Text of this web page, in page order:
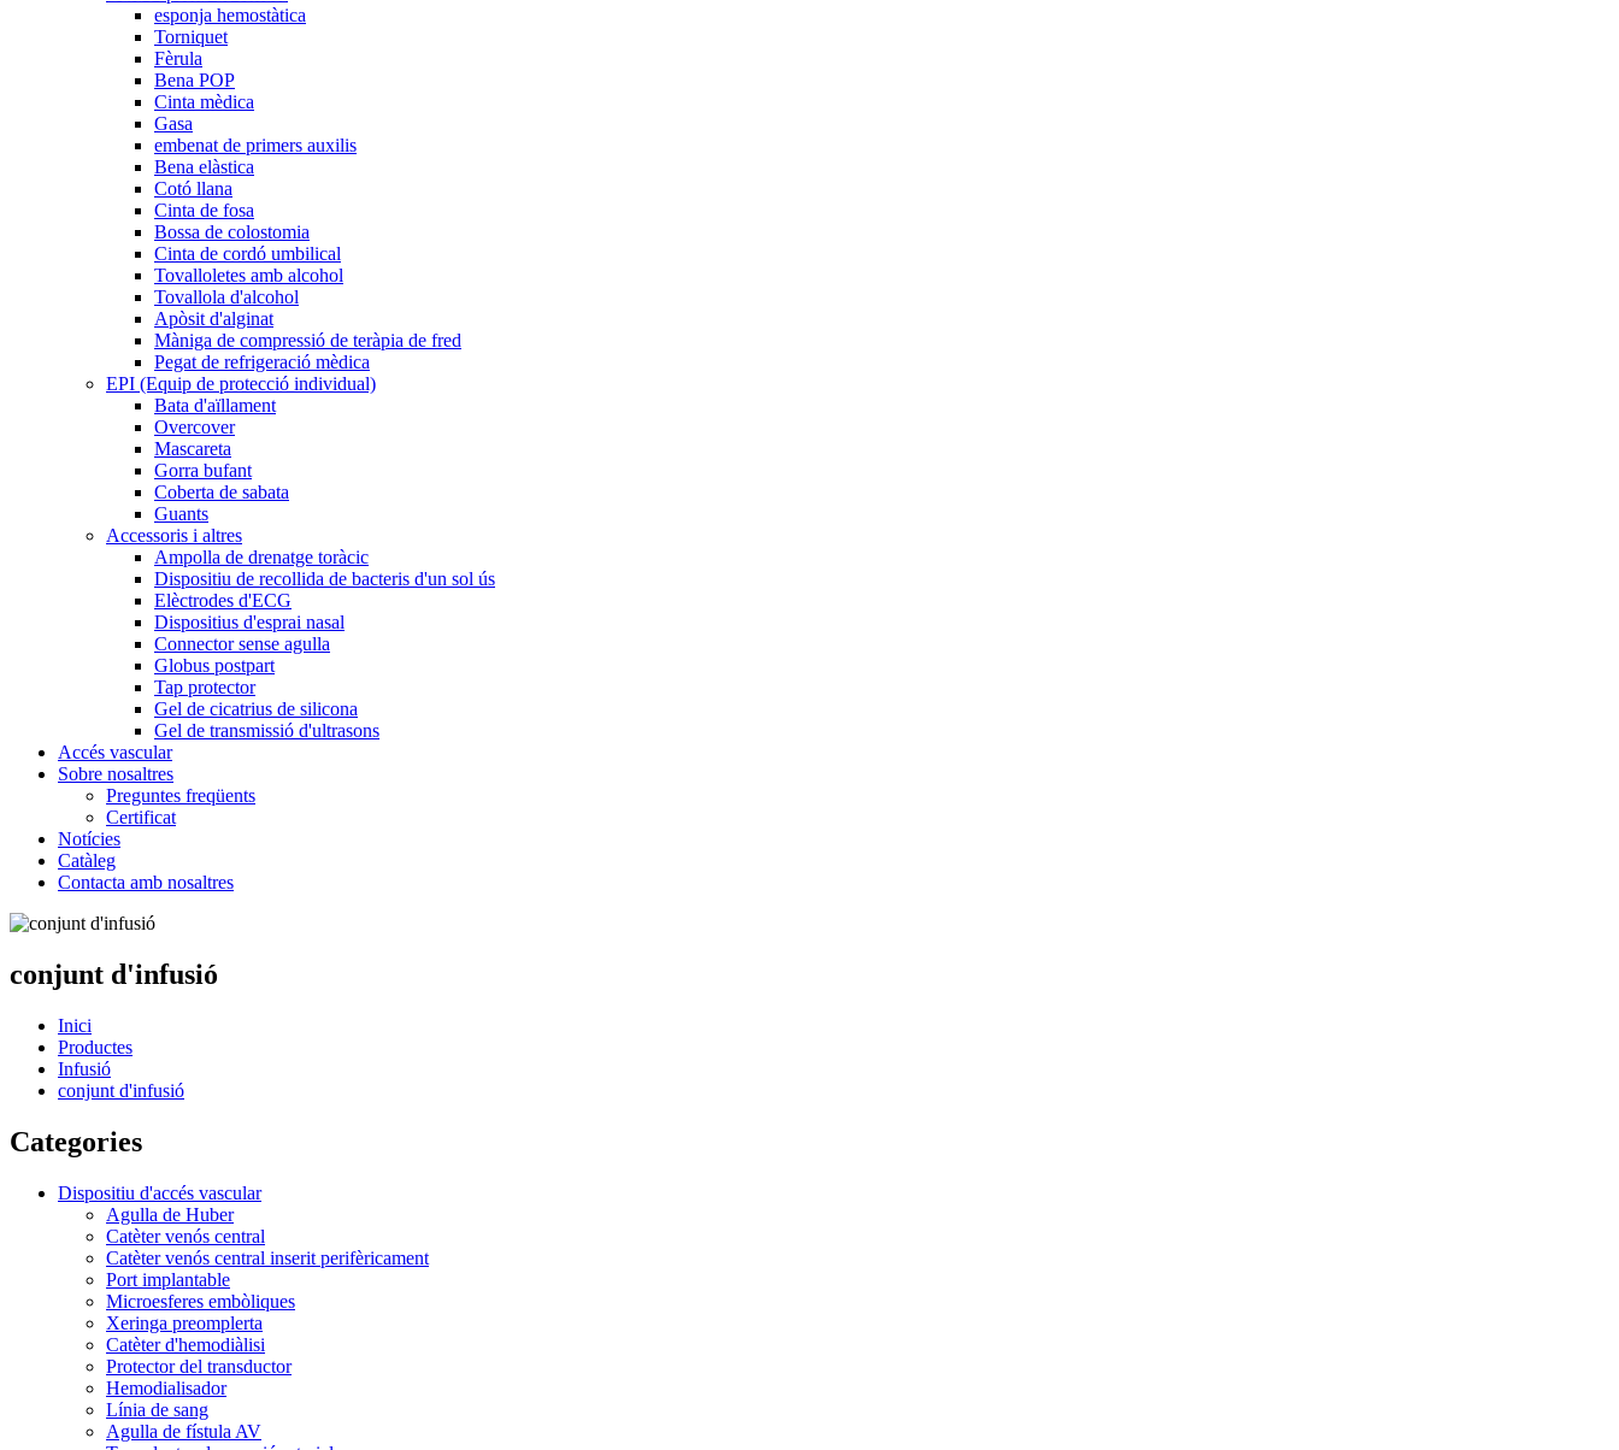
esponja hemostàtica
Torniquet
Fèrula
Bena POP
Cinta mèdica
Gasa
embenat de primers auxilis
Bena elàstica
Cotó llana
Cinta de fosa
Bossa de colostomia
Cinta de cordó umbilical
Tovalloletes amb alcohol
Tovallola d'alcohol
Apòsit d'alginat
Màniga de compressió de teràpia de fred
Pegat de refrigeració mèdica
EPI (Equip de protecció individual)
Bata d'aïllament
Overcover
Mascareta
Gorra bufant
Coberta de sabata
Guants
Accessoris i altres
Ampolla de drenatge toràcic
Dispositiu de recollida de bacteris d'un sol ús
Elèctrodes d'ECG
Dispositius d'esprai nasal
Connector sense agulla
Globus postpart
Tap protector
Gel de cicatrius de silicona
Gel de transmissió d'ultrasons
Accés vascular
Sobre nosaltres
Preguntes freqüents
Certificat
Notícies
Catàleg
Contacta amb nosaltres
conjunt d'infusió
Inici
Productes
Infusió
conjunt d'infusió
Categories
Dispositiu d'accés vascular
Agulla de Huber
Catèter venós central
Catèter venós central inserit perifèricament
Port implantable
Microesferes embòliques
Xeringa preomplerta
Catèter d'hemodiàlisi
Protector del transductor
Hemodialisador
Línia de sang
Agulla de fístula AV